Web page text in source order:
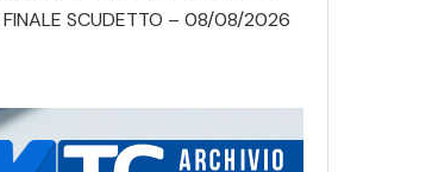
FINALE SCUDETTO – 08/08/2026